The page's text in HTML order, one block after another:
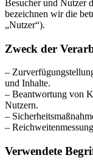
Besucher und Nutzer
bezeichnen wir die
„Nutzer“).
Zweck der
–
und Inhalte.
– Beantwortung von
Nutzern.
–
–
Verwendete